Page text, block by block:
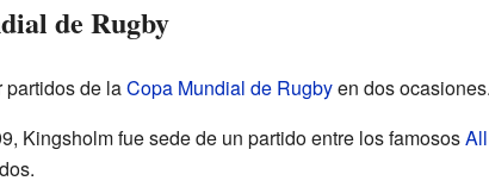
de Rugby
partidos de laCopa Mundial de Rugbyen dos ocasiones.
Kingsholm fue sede de un partido entre los famosos